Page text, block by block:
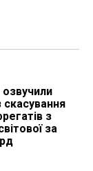
скасування
з
за